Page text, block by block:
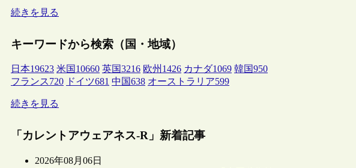
続きを見る
キーワードから検索（国・地域）
日本19623 米国 10660 英国3216 欧州 1426 カナダ1069 韓国950
フランス720 ドイツ681 中国638 オーストラリア599
続きを見る
「カレントアウェアネス-R」新着記事
2026年08月06日